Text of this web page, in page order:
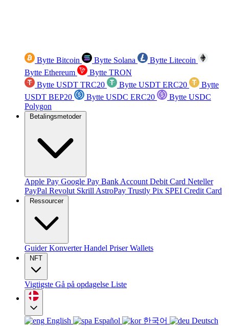
Bytte Bitcoin Bytte Solana
Bytte Litecoin
Bytte Ethereum
Bytte TRON
Bytte USDT TRC20
Bytte USDT ERC20
Bytte
USDT BEP20
Bytte USDC ERC20
Bytte USDC
Polygon
Betalingsmetoder
Apple Pay Google Pay Bank Account Debit Card Neteller
PayPal Revolut Skrill AstroPay Trustly Pix SPEI Credit Card
Ressourcer
GuiderKonverterHandel PriserWallets
NFT
Vigtigste Gå på opdagelse Liste
English Español 한국어
Deutsch